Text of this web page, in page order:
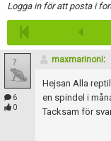
Logga in för att posta i
6
0
maxmarinoni:
Hejsan Alla
en spindel i
Tacksam för
Användarnamn:
Lösenord: